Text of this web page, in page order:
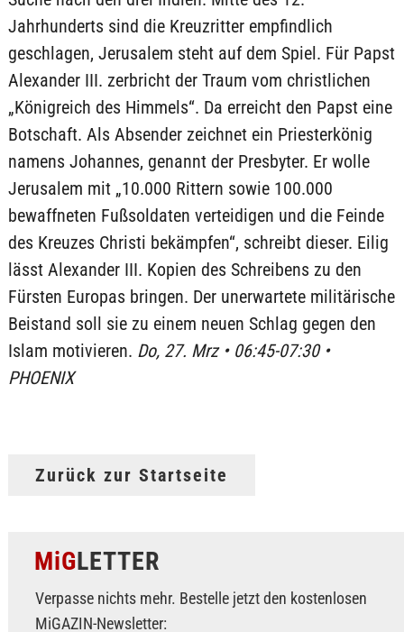
Jahrhunderts sind die Kreuzritter empfindlich
geschlagen, Jerusalem steht auf dem Spiel. Für Papst
Alexander III. zerbricht der Traum vom christlichen
„Königreich des Himmels“. Da erreicht den Papst eine
Botschaft. Als Absender zeichnet ein Priesterkönig
namens Johannes, genannt der Presbyter. Er wolle
Jerusalem mit „10.000 Rittern sowie 100.000
bewaffneten Fußsoldaten verteidigen und die Feinde
des Kreuzes Christi bekämpfen“, schreibt dieser. Eilig
lässt Alexander III. Kopien des Schreibens zu den
Fürsten Europas bringen. Der unerwartete militärische
Beistand soll sie zu einem neuen Schlag gegen den
Islam motivieren. Do, 27. Mrz • 06:45-07:30 •
PHOENIX
Zurück zur Startseite
MiGLETTER
Verpasse nichts mehr. Bestelle jetzt den kostenlosen
MiGAZIN-Newsletter: